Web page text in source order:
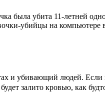
была убита 11-летней
убийцы на
и убивающий людей. Если
залито кровью, как